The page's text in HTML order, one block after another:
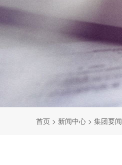
首页 > 新闻中心 > 集团要闻